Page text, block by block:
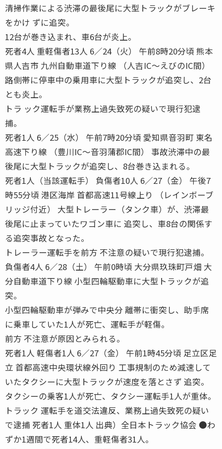
清掃作業による渋滞の最後尾に大型トラックがブレーキ
をかけ ずに追突。
12台が巻き込まれ、車6台が炎上。
死者4人 重軽傷者13人 6／24（火） 午前8時20分頃 熊本
県人吉市 九州自動車道下り線 （人吉IC〜えびのIC間）
路側帯に停車中の乗用車に大型トラックが追突し、2台
とも炎上。
トラ ック運転手が業務上過失致死の疑いで現行犯逮
捕。
死者1人 6／25（水） 午前7時20分頃 愛知県音羽町 東名
高速下り線 （豊川IC〜音羽蒲郡IC間） 事故渋滞中の最
後尾に大型トラックが追突し、8台巻き込まれる。
死者1人（当該運転手） 負傷者10人 6／27（金） 午後7
時55分頃 港区海岸 首都高速11号線上り （レインボーブ
リッジ付近） 大型トレーラー（タンク車）が、渋滞最
後尾に止まっていたワゴン車に 追突し、車8台の関係す
る追突事故となった。
トレーラー運転手を前方 不注意の疑いで現行犯逮捕。
負傷者4人 6／28（土） 午前0時頃 大分県玖珠町戸畑 大
分自動車道下り線 小型四輪駆動車に大型トラックが追
突。
小型四輪駆動車が弾みで中央分 離帯に衝突し、助手席
に乗車していた1人が死亡、運転手が軽傷。
前方 不注意が原因とみられる。
死者1人 軽傷者1人 6／27（金） 午前1時45分頃 足立区足
立 首都高速中央環状線外回り 工事規制のため減速して
いたタクシーに大型トラックが速度を落とさず 追突。
タクシーの乗客1人が死亡、タクシー運転手1人が重体。
トラック 運転手を道交法違反、業務上過失致死の疑い
で逮捕 死者1人 重体1人 出典）全日本トラック協会 ●わ
ずか1週間で死者14人、重軽傷者31人。